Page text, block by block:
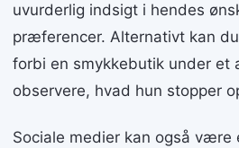
uvurderlig indsigt i hendes
præferencer. Alternativt kan
forbi en smykkebutik under et
observere, hvad hun stopper
Sociale medier kan også være